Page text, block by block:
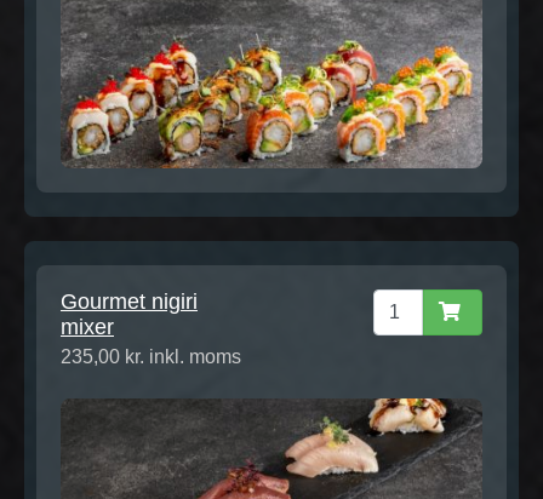
Gourmet nigiri
mixer
235,00 kr. inkl. moms